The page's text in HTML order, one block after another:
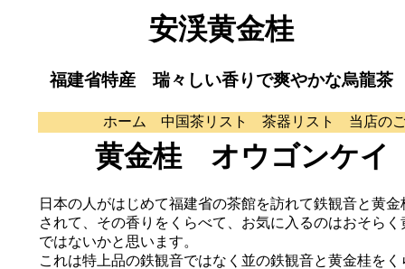
安渓黄金桂
福建省特産 瑞々しい香りで爽やかな烏龍茶
ホーム 中国茶リスト 茶器リスト 当店の
黄金桂 オウゴンケイ
日本の人がはじめて福建省の茶館を訪れて鉄観音と黄金
されて、その香りをくらべて、お気に入るのはおそらく
ではないかと思います。
これは特上品の鉄観音ではなく並の鉄観音と黄金桂をく